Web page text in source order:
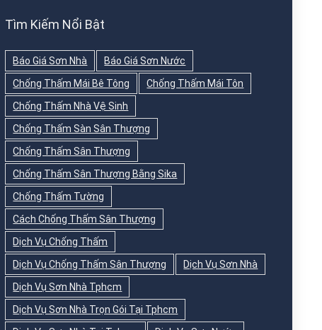
Tìm Kiếm Nổi Bật
Báo Giá Sơn Nhà
Báo Giá Sơn Nước
Chống Thấm Mái Bê Tông
Chống Thấm Mái Tôn
Chống Thấm Nhà Vệ Sinh
Chống Thấm Sàn Sân Thượng
Chống Thấm Sân Thượng
Chống Thấm Sân Thượng Bằng Sika
Chống Thấm Tường
Cách Chống Thấm Sân Thượng
Dịch Vụ Chống Thấm
Dịch Vụ Chống Thấm Sân Thượng
Dịch Vụ Sơn Nhà
Dịch Vụ Sơn Nhà Tphcm
Dịch Vụ Sơn Nhà Trọn Gói Tại Tphcm